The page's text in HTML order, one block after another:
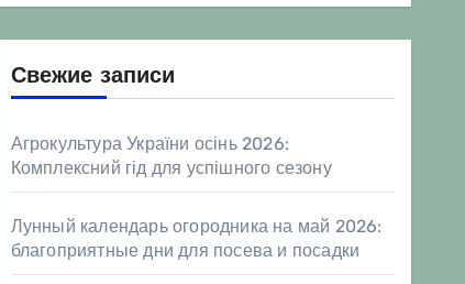
Свежие записи
Агрокультура України осінь 2026:
Комплексний гід для успішного сезону
Лунный календарь огородника на май 2026:
благоприятные дни для посева и посадки